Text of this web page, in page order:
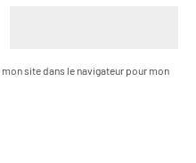
site dans le navigateur pour mon